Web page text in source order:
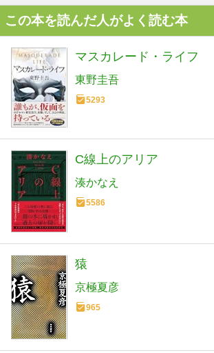
この本を読んだ人がよく読む本
マスカレード・ライフ
東野圭吾
5293
C線上のアリア
湊かなえ
5586
猿
京極夏彦
965